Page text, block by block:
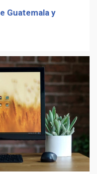
Guatemala y